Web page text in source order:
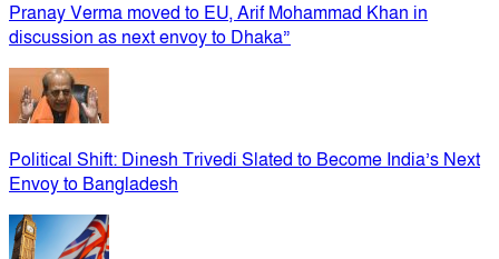
Pranay Verma moved to EU, Arif Mohammad Khan in
discussion as next envoy to Dhaka”
Political Shift: Dinesh Trivedi Slated to Become India’s Next
Envoy to Bangladesh